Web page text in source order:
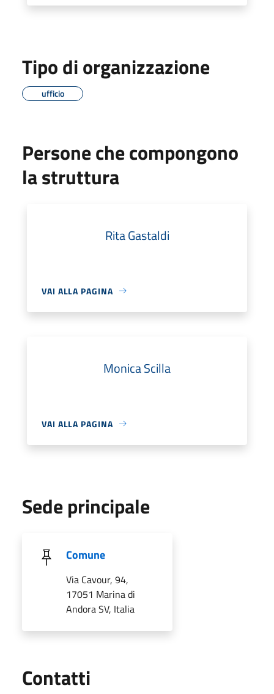
Tipo di organizzazione
ufficio
Persone che compongono
la struttura
Rita Gastaldi
VAI ALLA PAGINA
Monica Scilla
VAI ALLA PAGINA
Sede principale
Comune
Via Cavour, 94,
17051 Marina di
Andora SV, Italia
Contatti